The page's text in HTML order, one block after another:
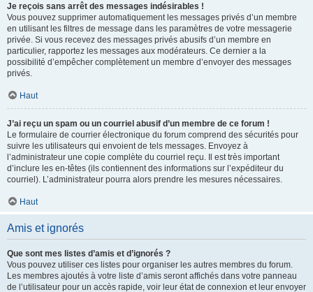
Je reçois sans arrêt des messages indésirables !
Vous pouvez supprimer automatiquement les messages privés d’un membre
en utilisant les filtres de message dans les paramètres de votre messagerie
privée. Si vous recevez des messages privés abusifs d’un membre en
particulier, rapportez les messages aux modérateurs. Ce dernier a la
possibilité d’empêcher complètement un membre d’envoyer des messages
privés.
Haut
J’ai reçu un spam ou un courriel abusif d’un membre de ce forum !
Le formulaire de courrier électronique du forum comprend des sécurités pour
suivre les utilisateurs qui envoient de tels messages. Envoyez à
l’administrateur une copie complète du courriel reçu. Il est très important
d’inclure les en-têtes (ils contiennent des informations sur l’expéditeur du
courriel). L’administrateur pourra alors prendre les mesures nécessaires.
Haut
Amis et ignorés
Que sont mes listes d’amis et d’ignorés ?
Vous pouvez utiliser ces listes pour organiser les autres membres du forum.
Les membres ajoutés à votre liste d’amis seront affichés dans votre panneau
de l’utilisateur pour un accès rapide, voir leur état de connexion et leur envoyer